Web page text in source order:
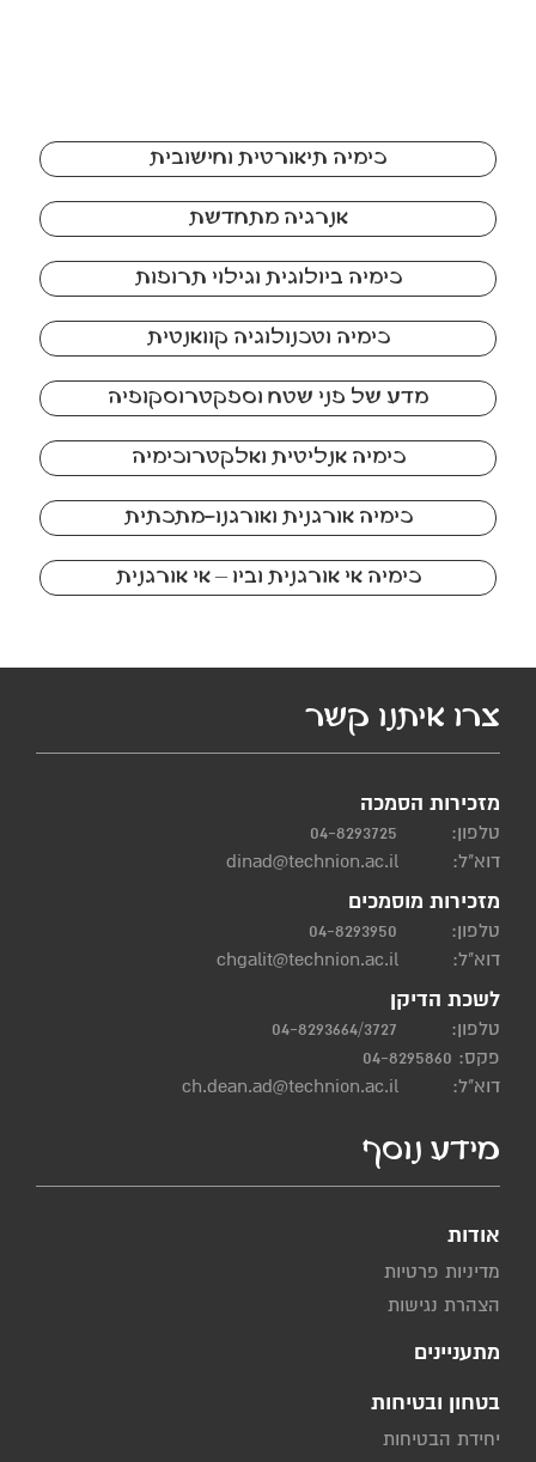
כימיה תיאורטית וחישובית
אנרגיה מתחדשת
כימיה ביולוגית וגילוי תרופות
כימיה וטכנולוגיה קוואנטית
מדע של פני שטח וספקטרוסקופיה
כימיה אנליטית ואלקטרוכימיה
כימיה אורגנית ואורגנו-מתכתית
כימיה אי אורגנית וביו – אי אורגנית
צרו איתנו קשר
מזכירות הסמכה
טלפון:
04-8293725
דוא"ל:
dinad@technion.ac.il
מזכירות מוסמכים
טלפון:
04-8293950
דוא"ל:
chgalit@technion.ac.il
לשכת הדיקן
טלפון:
04-8293664/3727
פקס: 04-8295860
דוא"ל:
ch.dean.ad@technion.ac.il
מידע נוסף
אודות
מדיניות פרטיות
הצהרת נגישות
מתעניינים
בטחון ובטיחות
יחידת הבטיחות